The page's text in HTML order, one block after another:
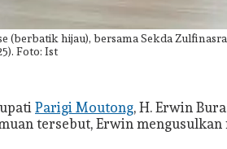
(berbatik hijau), bersama Sekda
Foto: Ist
Parigi Moutong, H. Erwin
tersebut, Erwin